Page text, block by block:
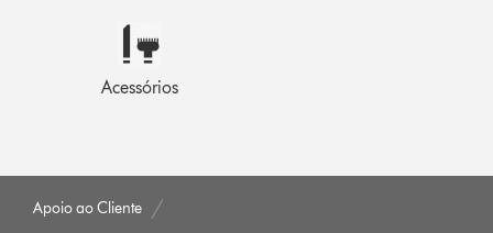
Acessórios
Apoio ao Cliente